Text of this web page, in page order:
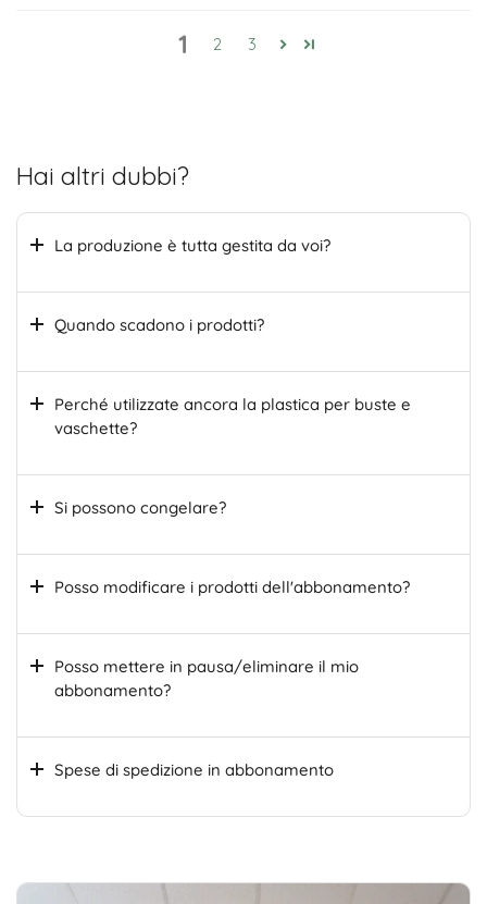
1 2 3
Hai altri dubbi?
La produzione è tutta gestita da voi?
Quando scadono i prodotti?
Perché utilizzate ancora la plastica per buste e
vaschette?
Si possono congelare?
Posso modificare i prodotti dell'abbonamento?
Posso mettere in pausa/eliminare il mio
abbonamento?
Spese di spedizione in abbonamento